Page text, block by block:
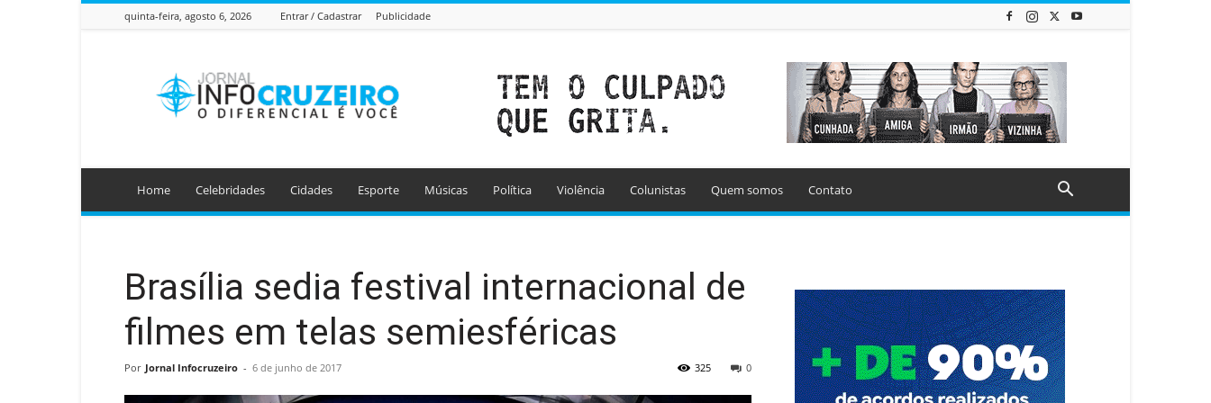
quinta-feira, agosto 6, 2026 Entrar / Cadastrar Publicidade
Info
Cruzeiro
Home Celebridades Cidades Esporte Músicas Política Violência Colunistas Quem somos Contato
Brasília sedia festival internacional de
filmes em telas semiesféricas
Por Jornal Infocruzeiro - 6 de junho de 2017 0
325